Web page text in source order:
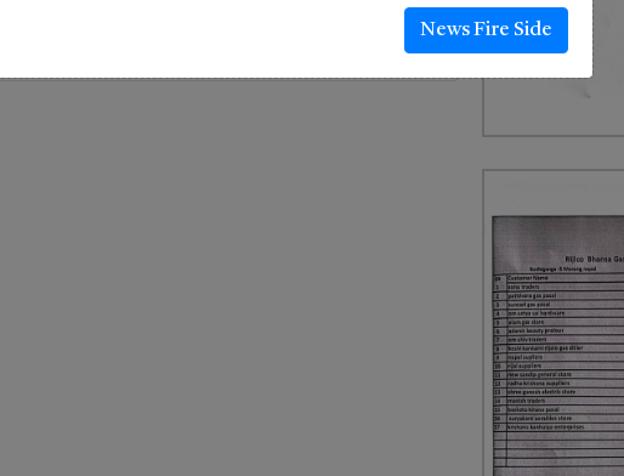
News Fire Side